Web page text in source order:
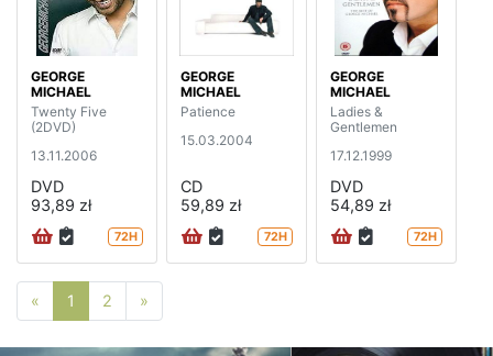
GEORGE
MICHAEL
Twenty Five
(2DVD)
13.11.2006
DVD
93,89 zł
72H
GEORGE
MICHAEL
Patience
15.03.2004
CD
59,89 zł
72H
GEORGE
MICHAEL
Ladies &
Gentlemen
17.12.1999
DVD
54,89 zł
72H
« Poprzednia strona
1 2 »